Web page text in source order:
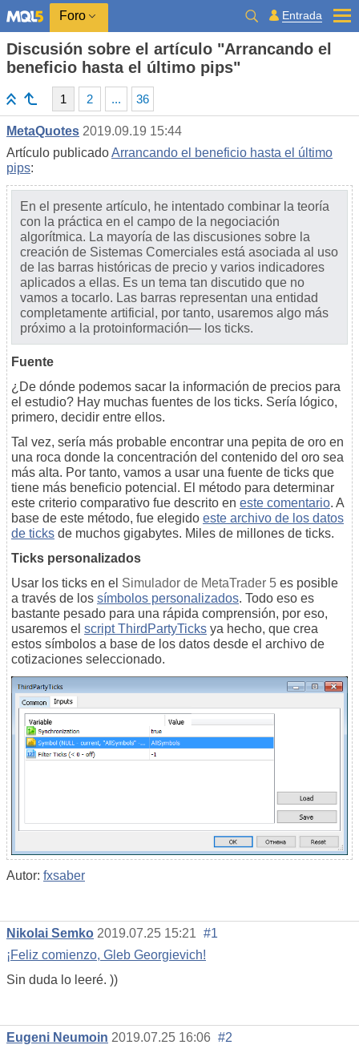
Foro Entrada
Discusión sobre el artículo "Arrancando el
beneficio hasta el último pips"
1 2 ... 36
MetaQuotes 2019.09.19 15:44
Artículo publicadoArrancando el beneficio hasta el último
pips:
En el presente artículo, he intentado combinar la teoría
con la práctica en el campo de la negociación
algorítmica. La mayoría de las discusiones sobre la
creación de Sistemas Comerciales está asociada al uso
de las barras históricas de precio y varios indicadores
aplicados a ellas. Es un tema tan discutido que no
vamos a tocarlo. Las barras representan una entidad
completamente artificial, por tanto, usaremos algo más
próximo a la protoinformación— los ticks.
Fuente
¿De dónde podemos sacar la información de precios para
el estudio? Hay muchas fuentes de los ticks. Sería lógico,
primero, decidir entre ellos.
Tal vez, sería más probable encontrar una pepita de oro en
una roca donde la concentración del contenido del oro sea
más alta. Por tanto, vamos a usar una fuente de ticks que
tiene más beneficio potencial. El método para determinar
este criterio comparativo fue descrito en este comentario. A
base de este método, fue elegido este archivo de los datos
de ticks de muchos gigabytes. Miles de millones de ticks.
Ticks personalizados
Usar los ticks en el Simulador de MetaTrader 5 es posible
a través de los símbolos personalizados. Todo eso es
bastante pesado para una rápida comprensión, por eso,
usaremos el script ThirdPartyTicks ya hecho, que crea
estos símbolos a base de los datos desde el archivo de
cotizaciones seleccionado.
Autor: fxsaber
Nikolai Semko 2019.07.25 15:21 #1
¡Feliz comienzo, Gleb Georgievich!
Sin duda lo leeré. ))
Eugeni Neumoin 2019.07.25 16:06 #2